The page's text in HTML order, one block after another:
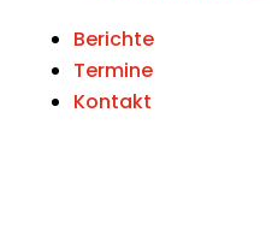
Berichte
Termine
Kontakt